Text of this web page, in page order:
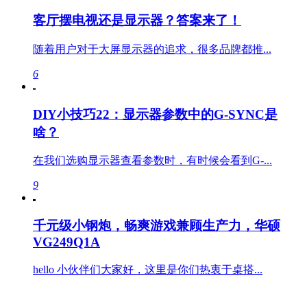
客厅摆电视还是显示器？答案来了！
随着用户对于大屏显示器的追求，很多品牌都推...
6
DIY小技巧22：显示器参数中的G-SYNC是
啥？
在我们选购显示器查看参数时，有时候会看到G-...
9
千元级小钢炮，畅爽游戏兼顾生产力，华硕
VG249Q1A
hello 小伙伴们大家好，这里是你们热衷于桌搭...